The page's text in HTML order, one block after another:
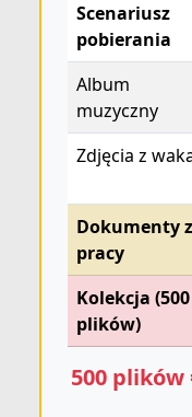
Scenariusz
pobierania
Album
muzyczny
Zdjęcia z
Dokumenty z
pracy
Kolekcja (500
plików)
500 plików